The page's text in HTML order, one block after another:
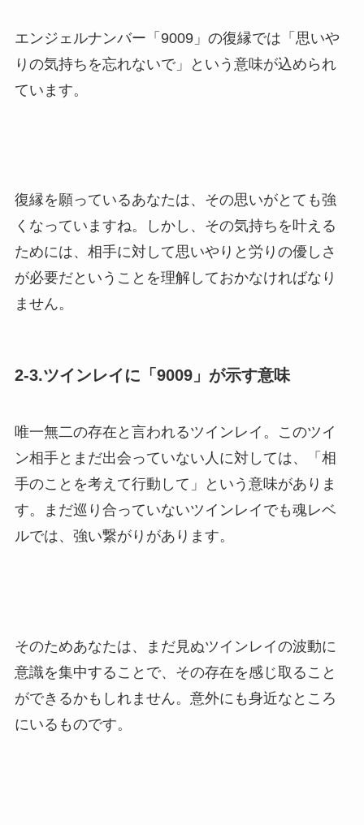
エンジェルナンバー「9009」の復縁では「思いや
りの気持ちを忘れないで」という意味が込められ
ています。
復縁を願っているあなたは、その思いがとても強
くなっていますね。しかし、その気持ちを叶える
ためには、相手に対して思いやりと労りの優しさ
が必要だということを理解しておかなければなり
ません。
2-3.ツインレイに「9009」が示す意味
唯一無二の存在と言われるツインレイ。このツイ
ン相手とまだ出会っていない人に対しては、「相
手のことを考えて行動して」という意味がありま
す。まだ巡り合っていないツインレイでも魂レベ
ルでは、強い繋がりがあります。
そのためあなたは、まだ見ぬツインレイの波動に
意識を集中することで、その存在を感じ取ること
ができるかもしれません。意外にも身近なところ
にいるものです。